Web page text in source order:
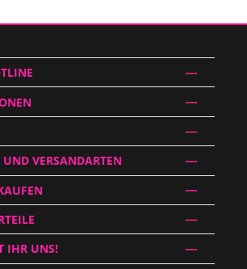
VERSANDARTEN
IHR UNS!